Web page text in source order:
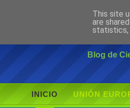
Blog de
INICIO UNIÓN
This site
are
statistics,